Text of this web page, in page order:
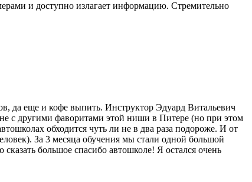
и доступно излагает информацию. Стремительно
да еще и кофе выпить. Инструктор Эдуард Витальевич
с другими фаворитами этой ниши в Питере (но при этом
обходится чуть ли не в два раза подороже. И от
За 3 месяца обучения мы стали одной большой
большое спасибо автошколе! Я остался очень